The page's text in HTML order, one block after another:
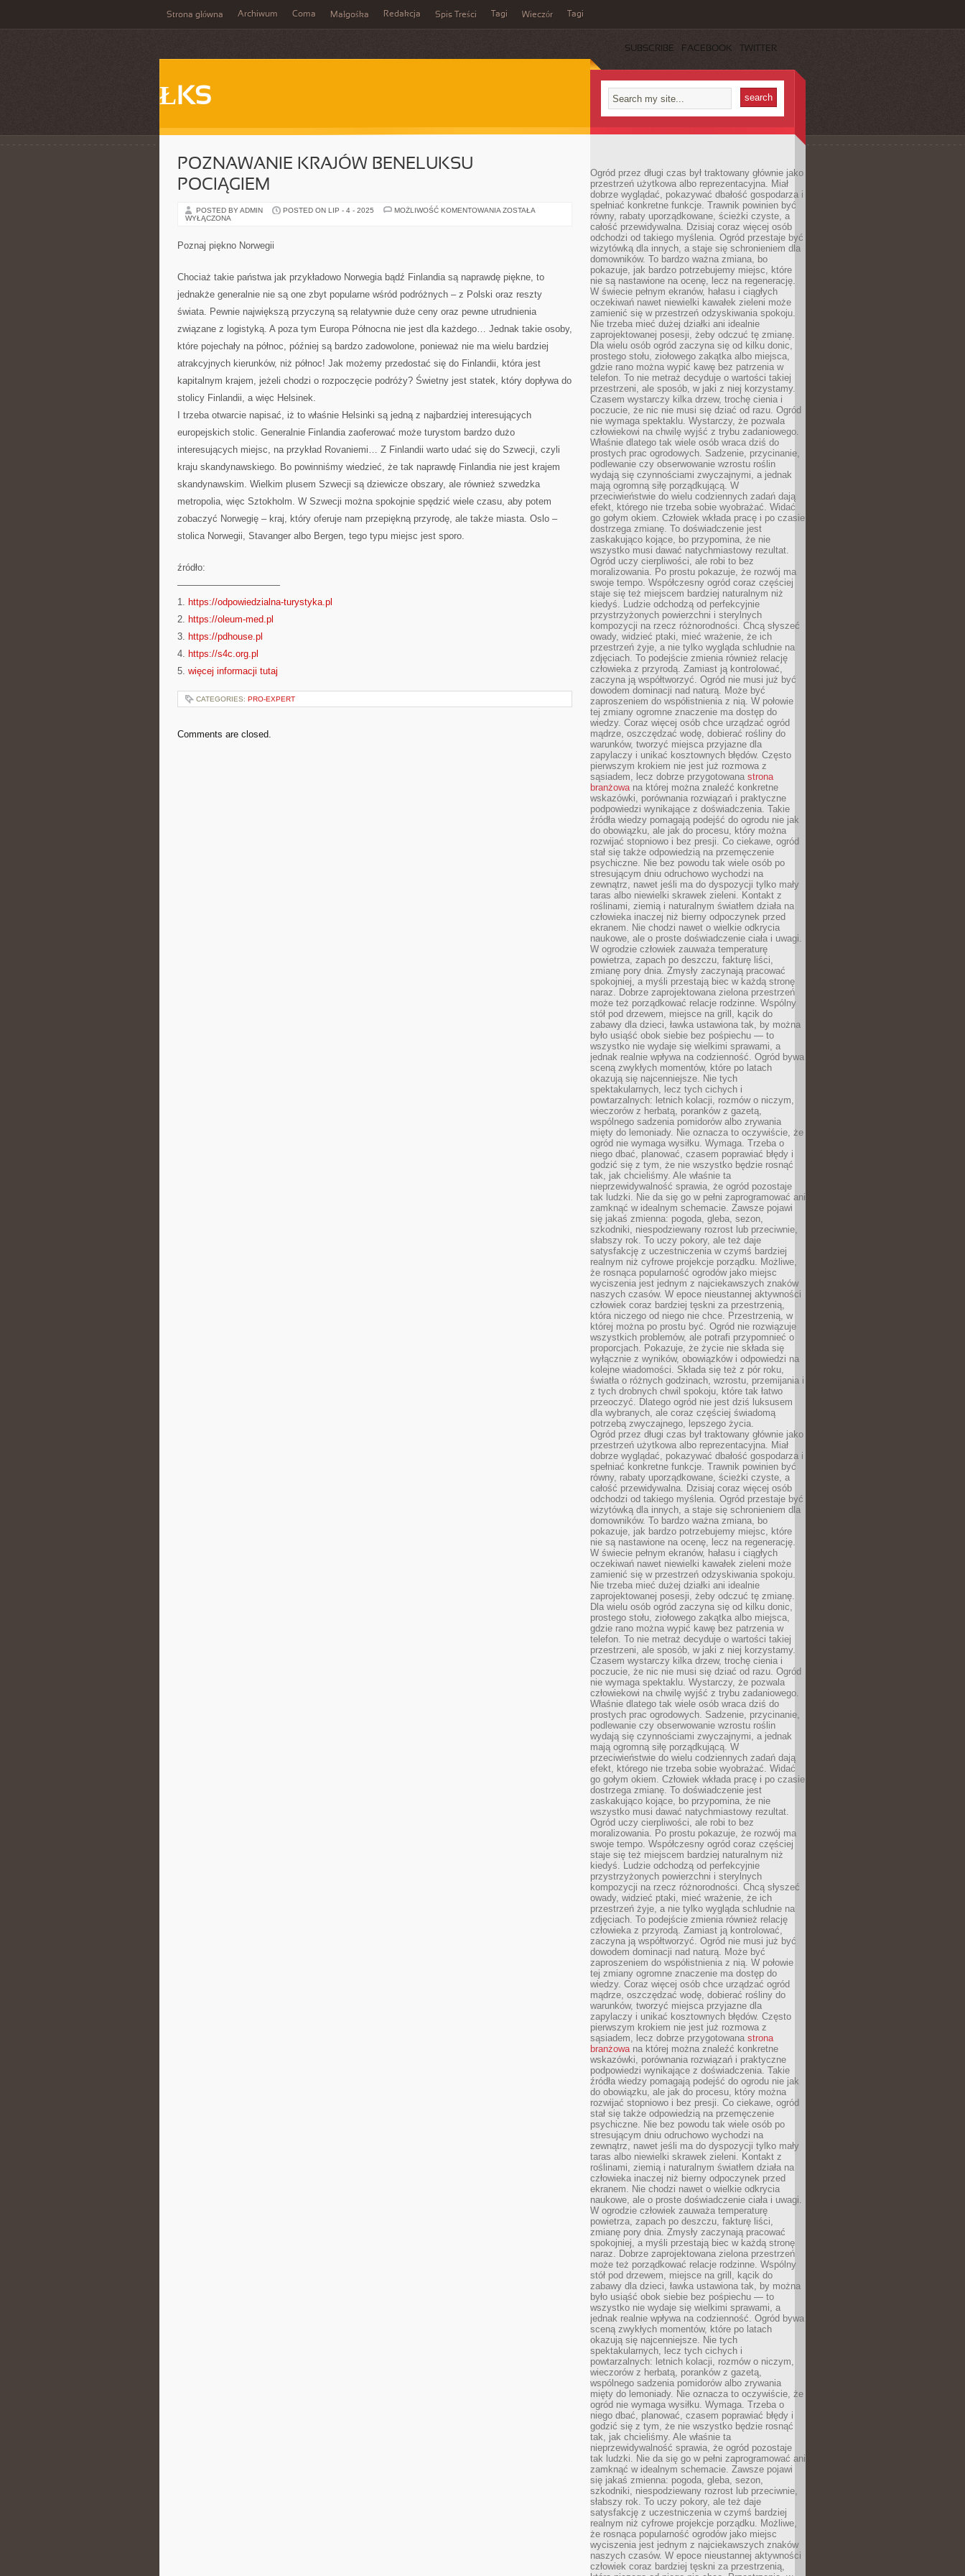
Strona główna Archiwum Coma Małgośka Redakcja Spis Treści Tagi Wieczór Tagi
SUBSCRIBE FACEBOOK TWITTER
ŁKS
POZNAWANIE KRAJÓW BENELUKSU –
POCIĄGIEM
POSTED BY ADMIN POSTED ON LIP - 4 - 2025 MOŻLIWOŚĆ KOMENTOWANIA POZNAWANIE
ZOSTAŁA
WYŁĄCZONA
Poznaj piękno Norwegii
Chociaż takie państwa jak przykładowo Norwegia bądź Finlandia są naprawdę piękne, to
jednakże generalnie nie są one zbyt popularne wśród podróżnych – z Polski oraz reszty
świata. Pewnie największą przyczyną są relatywnie duże ceny oraz pewne utrudnienia
związane z logistyką. A poza tym Europa Północna nie jest dla każdego… Jednak takie osoby,
które pojechały na północ, później są bardzo zadowolone, ponieważ nie ma wielu bardziej
atrakcyjnych kierunków, niż północ! Jak możemy przedostać się do Finlandii, która jest
kapitalnym krajem, jeżeli chodzi o rozpoczęcie podróży? Świetny jest statek, który dopływa do
stolicy Finlandii, a więc Helsinek.
I trzeba otwarcie napisać, iż to właśnie Helsinki są jedną z najbardziej interesujących
europejskich stolic. Generalnie Finlandia zaoferować może turystom bardzo dużo
interesujących miejsc, na przykład Rovaniemi… Z Finlandii warto udać się do Szwecji, czyli
kraju skandynawskiego. Bo powinniśmy wiedzieć, że tak naprawdę Finlandia nie jest krajem
skandynawskim. Wielkim plusem Szwecji są dziewicze obszary, ale również szwedzka
metropolia, więc Sztokholm. W Szwecji można spokojnie spędzić wiele czasu, aby potem
zobaczyć Norwegię – kraj, który oferuje nam przepiękną przyrodę, ale także miasta. Oslo –
stolica Norwegii, Stavanger albo Bergen, tego typu miejsc jest sporo.
źródło:
———————————
1. https://odpowiedzialna-turystyka.pl
2. https://oleum-med.pl
3. https://pdhouse.pl
4. https://s4c.org.pl
5. więcej informacji tutaj
CATEGORIES: PRO-EXPERT
Comments are closed.
Ogród przez długi czas był traktowany głównie jako
przestrzeń użytkowa albo reprezentacyjna. Miał
dobrze wyglądać, pokazywać dbałość gospodarza i
spełniać konkretne funkcje. Trawnik powinien być
równy, rabaty uporządkowane, ścieżki czyste, a
całość przewidywalna. Dzisiaj coraz więcej osób
odchodzi od takiego myślenia. Ogród przestaje być
wizytówką dla innych, a staje się schronieniem dla
domowników. To bardzo ważna zmiana, bo
pokazuje, jak bardzo potrzebujemy miejsc, które
nie są nastawione na ocenę, lecz na regenerację.
W świecie pełnym ekranów, hałasu i ciągłych
oczekiwań nawet niewielki kawałek zieleni może
zamienić się w przestrzeń odzyskiwania spokoju.
Nie trzeba mieć dużej działki ani idealnie
zaprojektowanej posesji, żeby odczuć tę zmianę.
Dla wielu osób ogród zaczyna się od kilku donic,
prostego stołu, ziołowego zakątka albo miejsca,
gdzie rano można wypić kawę bez patrzenia w
telefon. To nie metraż decyduje o wartości takiej
przestrzeni, ale sposób, w jaki z niej korzystamy.
Czasem wystarczy kilka drzew, trochę cienia i
poczucie, że nic nie musi się dziać od razu. Ogród
nie wymaga spektaklu. Wystarczy, że pozwala
człowiekowi na chwilę wyjść z trybu zadaniowego.
Właśnie dlatego tak wiele osób wraca dziś do
prostych prac ogrodowych. Sadzenie, przycinanie,
podlewanie czy obserwowanie wzrostu roślin
wydają się czynnościami zwyczajnymi, a jednak
mają ogromną siłę porządkującą. W
przeciwieństwie do wielu codziennych zadań dają
efekt, którego nie trzeba sobie wyobrażać. Widać
go gołym okiem. Człowiek wkłada pracę i po czasie
dostrzega zmianę. To doświadczenie jest
zaskakująco kojące, bo przypomina, że nie
wszystko musi dawać natychmiastowy rezultat.
Ogród uczy cierpliwości, ale robi to bez
moralizowania. Po prostu pokazuje, że rozwój ma
swoje tempo. Współczesny ogród coraz częściej
staje się też miejscem bardziej naturalnym niż
kiedyś. Ludzie odchodzą od perfekcyjnie
przystrzyżonych powierzchni i sterylnych
kompozycji na rzecz różnorodności. Chcą słyszeć
owady, widzieć ptaki, mieć wrażenie, że ich
przestrzeń żyje, a nie tylko wygląda schludnie na
zdjęciach. To podejście zmienia również relację
człowieka z przyrodą. Zamiast ją kontrolować,
zaczyna ją współtworzyć. Ogród nie musi już być
dowodem dominacji nad naturą. Może być
zaproszeniem do współistnienia z nią. W połowie
tej zmiany ogromne znaczenie ma dostęp do
wiedzy. Coraz więcej osób chce urządzać ogród
mądrze, oszczędzać wodę, dobierać rośliny do
warunków, tworzyć miejsca przyjazne dla
zapylaczy i unikać kosztownych błędów. Często
pierwszym krokiem nie jest już rozmowa z
sąsiadem, lecz dobrze przygotowana strona
branżowana której można znaleźć konkretne
wskazówki, porównania rozwiązań i praktyczne
podpowiedzi wynikające z doświadczenia. Takie
źródła wiedzy pomagają podejść do ogrodu nie jak
do obowiązku, ale jak do procesu, który można
rozwijać stopniowo i bez presji. Co ciekawe, ogród
stał się także odpowiedzią na przemęczenie
psychiczne. Nie bez powodu tak wiele osób po
stresującym dniu odruchowo wychodzi na
zewnątrz, nawet jeśli ma do dyspozycji tylko mały
taras albo niewielki skrawek zieleni. Kontakt z
roślinami, ziemią i naturalnym światłem działa na
człowieka inaczej niż bierny odpoczynek przed
ekranem. Nie chodzi nawet o wielkie odkrycia
naukowe, ale o proste doświadczenie ciała i uwagi.
W ogrodzie człowiek zauważa temperaturę
powietrza, zapach po deszczu, fakturę liści,
zmianę pory dnia. Zmysły zaczynają pracować
spokojniej, a myśli przestają biec w każdą stronę
naraz. Dobrze zaprojektowana zielona przestrzeń
może też porządkować relacje rodzinne. Wspólny
stół pod drzewem, miejsce na grill, kącik do
zabawy dla dzieci, ławka ustawiona tak, by można
było usiąść obok siebie bez pośpiechu — to
wszystko nie wydaje się wielkimi sprawami, a
jednak realnie wpływa na codzienność. Ogród bywa
sceną zwykłych momentów, które po latach
okazują się najcenniejsze. Nie tych
spektakularnych, lecz tych cichych i
powtarzalnych: letnich kolacji, rozmów o niczym,
wieczorów z herbatą, poranków z gazetą,
wspólnego sadzenia pomidorów albo zrywania
mięty do lemoniady. Nie oznacza to oczywiście, że
ogród nie wymaga wysiłku. Wymaga. Trzeba o
niego dbać, planować, czasem poprawiać błędy i
godzić się z tym, że nie wszystko będzie rosnąć
tak, jak chcieliśmy. Ale właśnie ta
nieprzewidywalność sprawia, że ogród pozostaje
tak ludzki. Nie da się go w pełni zaprogramować ani
zamknąć w idealnym schemacie. Zawsze pojawi
się jakaś zmienna: pogoda, gleba, sezon,
szkodniki, niespodziewany rozrost lub przeciwnie,
słabszy rok. To uczy pokory, ale też daje
satysfakcję z uczestniczenia w czymś bardziej
realnym niż cyfrowe projekcje porządku. Możliwe,
że rosnąca popularność ogrodów jako miejsc
wyciszenia jest jednym z najciekawszych znaków
naszych czasów. W epoce nieustannej aktywności
człowiek coraz bardziej tęskni za przestrzenią,
która niczego od niego nie chce. Przestrzenią, w
której można po prostu być. Ogród nie rozwiązuje
wszystkich problemów, ale potrafi przypomnieć o
proporcjach. Pokazuje, że życie nie składa się
wyłącznie z wyników, obowiązków i odpowiedzi na
kolejne wiadomości. Składa się też z pór roku,
światła o różnych godzinach, wzrostu, przemijania i
z tych drobnych chwil spokoju, które tak łatwo
przeoczyć. Dlatego ogród nie jest dziś luksusem
dla wybranych, ale coraz częściej świadomą
potrzebą zwyczajnego, lepszego życia.
Ogród przez długi czas był traktowany głównie jako
przestrzeń użytkowa albo reprezentacyjna. Miał
dobrze wyglądać, pokazywać dbałość gospodarza i
spełniać konkretne funkcje. Trawnik powinien być
równy, rabaty uporządkowane, ścieżki czyste, a
całość przewidywalna. Dzisiaj coraz więcej osób
odchodzi od takiego myślenia. Ogród przestaje być
wizytówką dla innych, a staje się schronieniem dla
domowników. To bardzo ważna zmiana, bo
pokazuje, jak bardzo potrzebujemy miejsc, które
nie są nastawione na ocenę, lecz na regenerację.
W świecie pełnym ekranów, hałasu i ciągłych
oczekiwań nawet niewielki kawałek zieleni może
zamienić się w przestrzeń odzyskiwania spokoju.
Nie trzeba mieć dużej działki ani idealnie
zaprojektowanej posesji, żeby odczuć tę zmianę.
Dla wielu osób ogród zaczyna się od kilku donic,
prostego stołu, ziołowego zakątka albo miejsca,
gdzie rano można wypić kawę bez patrzenia w
telefon. To nie metraż decyduje o wartości takiej
przestrzeni, ale sposób, w jaki z niej korzystamy.
Czasem wystarczy kilka drzew, trochę cienia i
poczucie, że nic nie musi się dziać od razu. Ogród
nie wymaga spektaklu. Wystarczy, że pozwala
człowiekowi na chwilę wyjść z trybu zadaniowego.
Właśnie dlatego tak wiele osób wraca dziś do
prostych prac ogrodowych. Sadzenie, przycinanie,
podlewanie czy obserwowanie wzrostu roślin
wydają się czynnościami zwyczajnymi, a jednak
mają ogromną siłę porządkującą. W
przeciwieństwie do wielu codziennych zadań dają
efekt, którego nie trzeba sobie wyobrażać. Widać
go gołym okiem. Człowiek wkłada pracę i po czasie
dostrzega zmianę. To doświadczenie jest
zaskakująco kojące, bo przypomina, że nie
wszystko musi dawać natychmiastowy rezultat.
Ogród uczy cierpliwości, ale robi to bez
moralizowania. Po prostu pokazuje, że rozwój ma
swoje tempo. Współczesny ogród coraz częściej
staje się też miejscem bardziej naturalnym niż
kiedyś. Ludzie odchodzą od perfekcyjnie
przystrzyżonych powierzchni i sterylnych
kompozycji na rzecz różnorodności. Chcą słyszeć
owady, widzieć ptaki, mieć wrażenie, że ich
przestrzeń żyje, a nie tylko wygląda schludnie na
zdjęciach. To podejście zmienia również relację
człowieka z przyrodą. Zamiast ją kontrolować,
zaczyna ją współtworzyć. Ogród nie musi już być
dowodem dominacji nad naturą. Może być
zaproszeniem do współistnienia z nią. W połowie
tej zmiany ogromne znaczenie ma dostęp do
wiedzy. Coraz więcej osób chce urządzać ogród
mądrze, oszczędzać wodę, dobierać rośliny do
warunków, tworzyć miejsca przyjazne dla
zapylaczy i unikać kosztownych błędów. Często
pierwszym krokiem nie jest już rozmowa z
sąsiadem, lecz dobrze przygotowana strona
branżowana której można znaleźć konkretne
wskazówki, porównania rozwiązań i praktyczne
podpowiedzi wynikające z doświadczenia. Takie
źródła wiedzy pomagają podejść do ogrodu nie jak
do obowiązku, ale jak do procesu, który można
rozwijać stopniowo i bez presji. Co ciekawe, ogród
stał się także odpowiedzią na przemęczenie
psychiczne. Nie bez powodu tak wiele osób po
stresującym dniu odruchowo wychodzi na
zewnątrz, nawet jeśli ma do dyspozycji tylko mały
taras albo niewielki skrawek zieleni. Kontakt z
roślinami, ziemią i naturalnym światłem działa na
człowieka inaczej niż bierny odpoczynek przed
ekranem. Nie chodzi nawet o wielkie odkrycia
naukowe, ale o proste doświadczenie ciała i uwagi.
W ogrodzie człowiek zauważa temperaturę
powietrza, zapach po deszczu, fakturę liści,
zmianę pory dnia. Zmysły zaczynają pracować
spokojniej, a myśli przestają biec w każdą stronę
naraz. Dobrze zaprojektowana zielona przestrzeń
może też porządkować relacje rodzinne. Wspólny
stół pod drzewem, miejsce na grill, kącik do
zabawy dla dzieci, ławka ustawiona tak, by można
było usiąść obok siebie bez pośpiechu — to
wszystko nie wydaje się wielkimi sprawami, a
jednak realnie wpływa na codzienność. Ogród bywa
sceną zwykłych momentów, które po latach
okazują się najcenniejsze. Nie tych
spektakularnych, lecz tych cichych i
powtarzalnych: letnich kolacji, rozmów o niczym,
wieczorów z herbatą, poranków z gazetą,
wspólnego sadzenia pomidorów albo zrywania
mięty do lemoniady. Nie oznacza to oczywiście, że
ogród nie wymaga wysiłku. Wymaga. Trzeba o
niego dbać, planować, czasem poprawiać błędy i
godzić się z tym, że nie wszystko będzie rosnąć
tak, jak chcieliśmy. Ale właśnie ta
nieprzewidywalność sprawia, że ogród pozostaje
tak ludzki. Nie da się go w pełni zaprogramować ani
zamknąć w idealnym schemacie. Zawsze pojawi
się jakaś zmienna: pogoda, gleba, sezon,
szkodniki, niespodziewany rozrost lub przeciwnie,
słabszy rok. To uczy pokory, ale też daje
satysfakcję z uczestniczenia w czymś bardziej
realnym niż cyfrowe projekcje porządku. Możliwe,
że rosnąca popularność ogrodów jako miejsc
wyciszenia jest jednym z najciekawszych znaków
naszych czasów. W epoce nieustannej aktywności
człowiek coraz bardziej tęskni za przestrzenią,